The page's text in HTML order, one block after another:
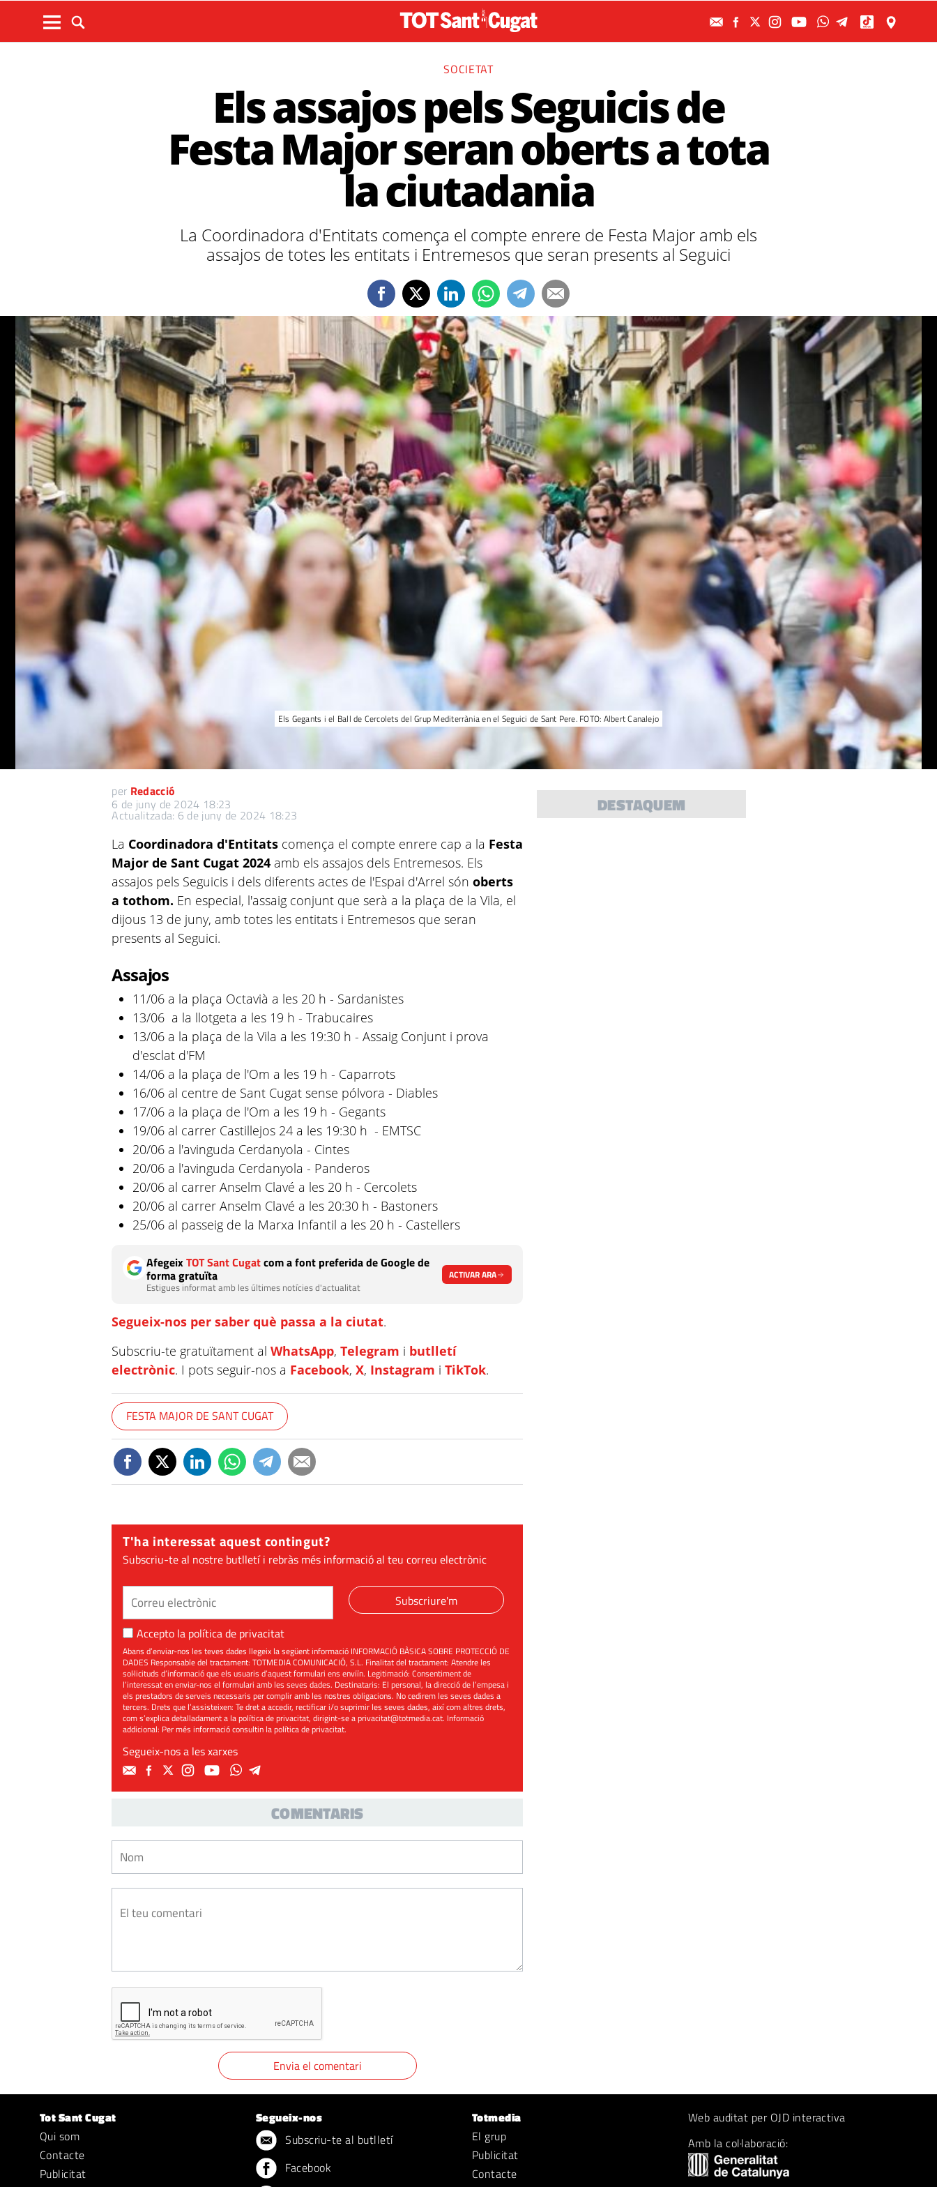
SOCIETAT
Els assajos pels Seguicis de
Festa Major seran oberts a tota
la ciutadania
La Coordinadora d'Entitats comença el compte enrere de Festa Major amb els
assajos de totes les entitats i Entremesos que seran presents al Seguici
Els Gegants i el Ball de Cercolets del Grup Mediterrània en el Seguici de Sant Pere. FOTO: Albert Canalejo
per Redacció
6 de juny de 2024 18:23
Actualitzada: 6 de juny de 2024 18:23
La Coordinadora d'Entitats comença el compte enrere cap a la Festa
Major de Sant Cugat 2024 amb els assajos dels Entremesos. Els
assajos pels Seguicis i dels diferents actes de l'Espai d'Arrel són oberts
a tothom. En especial, l'assaig conjunt que serà a la plaça de la Vila, el
dijous 13 de juny, amb totes les entitats i Entremesos que seran
presents al Seguici.
Assajos
11/06 a la plaça Octavià a les 20 h - Sardanistes
13/06 a la llotgeta a les 19 h - Trabucaires
13/06 a la plaça de la Vila a les 19:30 h - Assaig Conjunt i prova
d'esclat d'FM
14/06 a la plaça de l'Om a les 19 h - Caparrots
16/06 al centre de Sant Cugat sense pólvora - Diables
17/06 a la plaça de l'Om a les 19 h - Gegants
19/06 al carrer Castillejos 24 a les 19:30 h - EMTSC
20/06 a l'avinguda Cerdanyola - Cintes
20/06 a l'avinguda Cerdanyola - Panderos
20/06 al carrer Anselm Clavé a les 20 h - Cercolets
20/06 al carrer Anselm Clavé a les 20:30 h - Bastoners
25/06 al passeig de la Marxa Infantil a les 20 h - Castellers
AfegeixTOT Sant Cugatcom a font preferida de Google de
forma gratuïta
Estigues informat amb les últimes notícies d'actualitat
ACTIVAR ARA
Segueix-nos per saber què passa a la ciutat.
Subscriu-te gratuïtament alWhatsApp,Telegram i butlletí
electrònic. I pots seguir-nos a Facebook,X, Instagram iTikTok.
FESTA MAJOR DE SANT CUGAT
T'ha interessat aquest contingut?
Subscriu-te al nostre butlletí i rebràs més informació al teu correu electrònic
Subscriure'm
Accepto la política de privacitat
Abans d’enviar-nos les teves dades llegeix la següent informació INFORMACIÓ BÀSICA SOBRE PROTECCIÓ DE
DADES Responsable del tractament: TOTMEDIA COMUNICACIÓ, S.L. Finalitat del tractament: Atendre les
sol·licituds d’informació que els usuaris d’aquest formulari ens enviïn. Legitimació: Consentiment de
l’interessat en enviar-nos el formulari amb les seves dades. Destinataris: El personal, la direcció de l’empesa i
els prestadors de serveis necessaris per complir amb les nostres obligacions. No cedirem les seves dades a
tercers. Drets que l’assisteixen: Te dret a accedir, rectificar i/o suprimir les seves dades, així com altres drets,
com s’explica detalladament a la política de privacitat, dirigint-se aprivacitat@totmedia.cat. Informació
addicional: Per més informació consultin lapolítica de privacitat.
Segueix-nos a les xarxes
COMENTARIS
DESTAQUEM
Tot Sant Cugat
Qui som
Contacte
Publicitat
Segueix-nos
Subscriu-te al butlletí
Facebook
Totmedia
El grup
Publicitat
Contacte
Web auditat per OJD interactiva
Amb la col·laboració: